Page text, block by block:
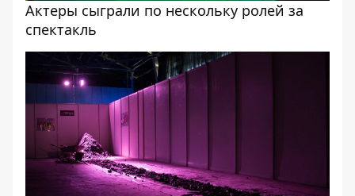
Актеры сыграли по нескольку ролей за
спектакль